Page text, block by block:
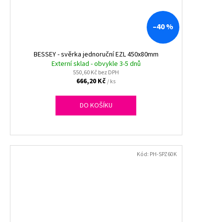
–40 %
BESSEY - svěrka jednoruční EZL 450x80mm
Externí sklad - obvykle 3-5 dnů
550,60 Kč bez DPH
666,20 Kč/ ks
DO KOŠÍKU
Kód: PH-SPZ60K